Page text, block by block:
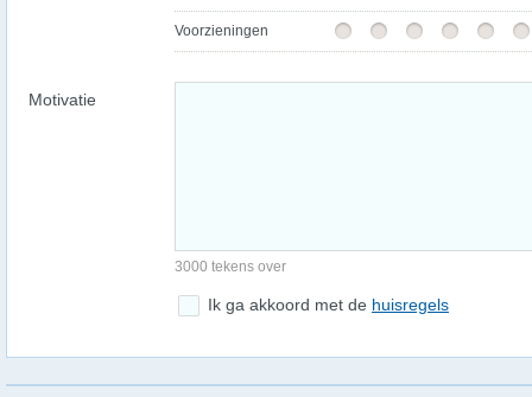
Voorzieningen
Motivatie
3000 tekens over
Ik ga akkoord met de huisregels